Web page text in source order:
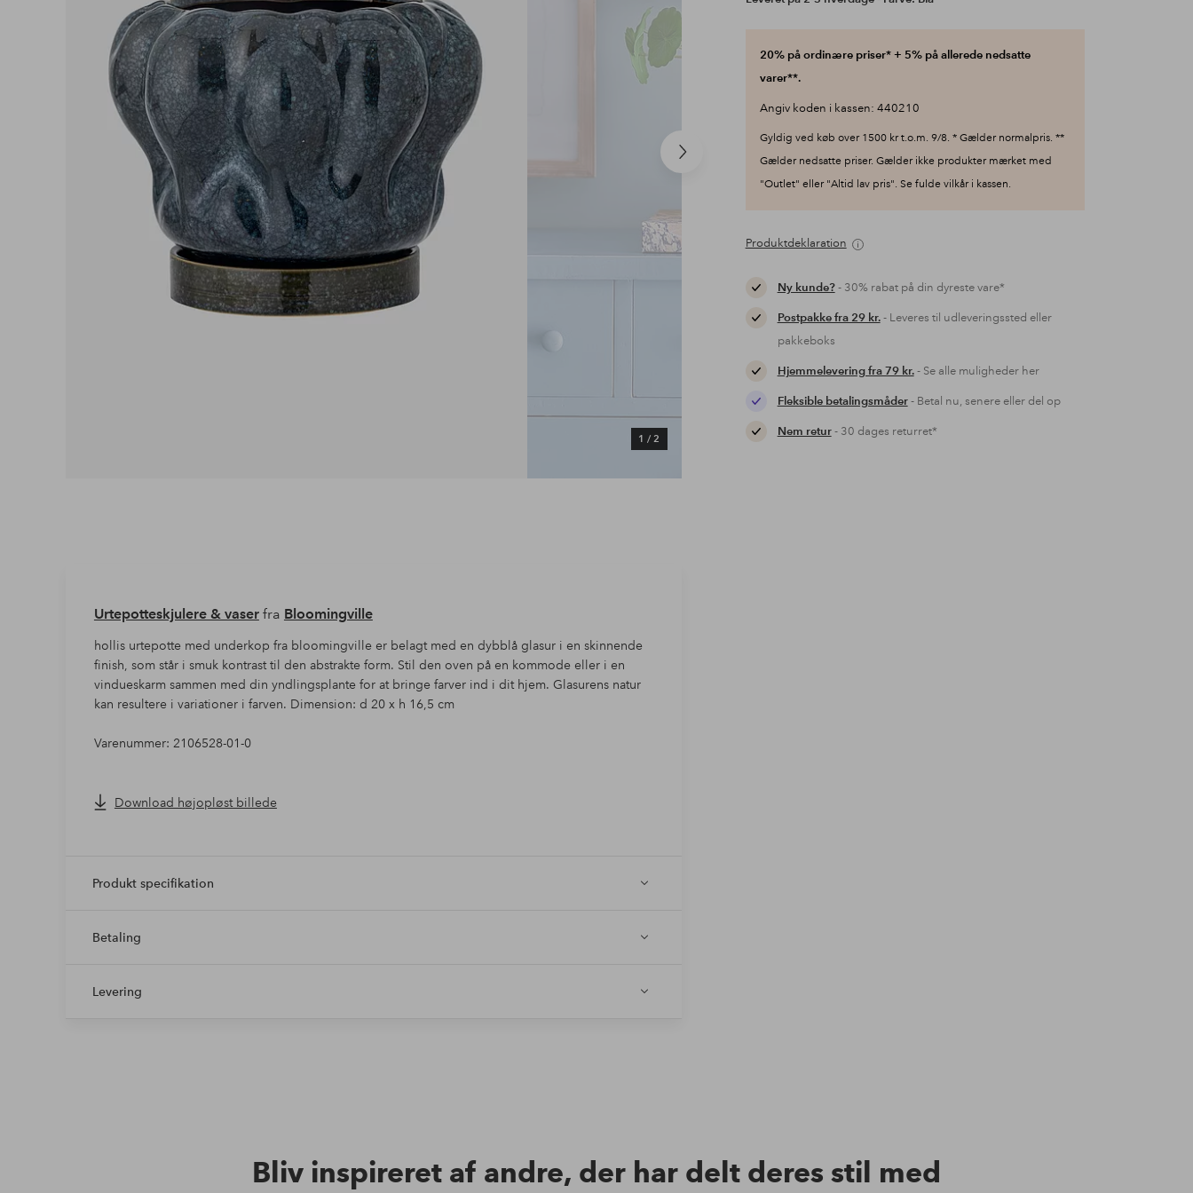
Næste
produkt
1 / 2
20% på ordinære priser* + 5% på allerede nedsatte
varer**.
Angiv koden i kassen: 440210
Gyldig ved køb over 1500 kr t.o.m. 9/8. * Gælder normalpris. **
Gælder nedsatte priser. Gælder ikke produkter mærket med
"Outlet" eller "Altid lav pris". Se fulde vilkår i kassen.
Produktdeklaration
Ny kunde?- 30% rabat på din dyreste vare*
Postpakke fra 29 kr.- Leveres til udleveringssted eller
pakkeboks
Hjemmelevering fra 79 kr.- Se alle muligheder her
Fleksible betalingsmåder- Betal nu, senere eller del op
Nem retur- 30 dages returret*
Urtepotteskjulere & vaserfra Bloomingville
hollis urtepotte med underkop fra bloomingville er belagt med en dybblå glasur i en skinnende
finish, som står i smuk kontrast til den abstrakte form. Stil den oven på en kommode eller i en
vindueskarm sammen med din yndlingsplante for at bringe farver ind i dit hjem. Glasurens natur
kan resultere i variationer i farven. Dimension: d 20 x h 16,5 cm
Varenummer: 2106528-01-0
Download højopløst billede
Produkt specifikation
Betaling
Levering
Bliv inspireret af andre, der har delt deres stil med